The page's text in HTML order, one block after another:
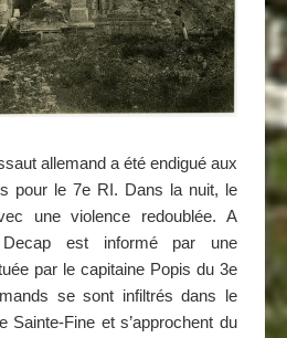
allemand a été endigué aux
pour le 7e RI. Dans la nuit, le
une violence redoublée. A
est informé par une
par le capitaine Popis du 3e
se sont infiltrés dans le
Sainte-Fine et s’approchent du